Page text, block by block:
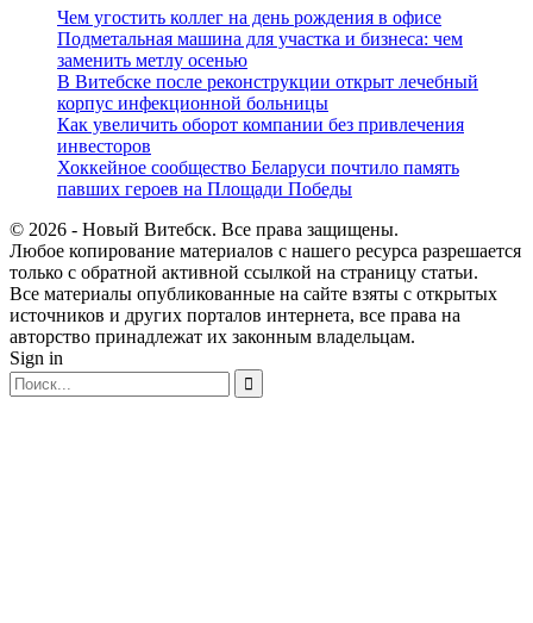
Чем угостить коллег на день рождения в офисе
Подметальная машина для участка и бизнеса: чем
заменить метлу осенью
В Витебске после реконструкции открыт лечебный
корпус инфекционной больницы
Как увеличить оборот компании без привлечения
инвесторов
Хоккейное сообщество Беларуси почтило память
павших героев на Площади Победы
© 2026 - Новый Витебск. Все права защищены.
Любое копирование материалов с нашего ресурса разрешается
только с обратной активной ссылкой на страницу статьи.
Все материалы опубликованные на сайте взяты с открытых
источников и других порталов интернета, все права на
авторство принадлежат их законным владельцам.
Sign in